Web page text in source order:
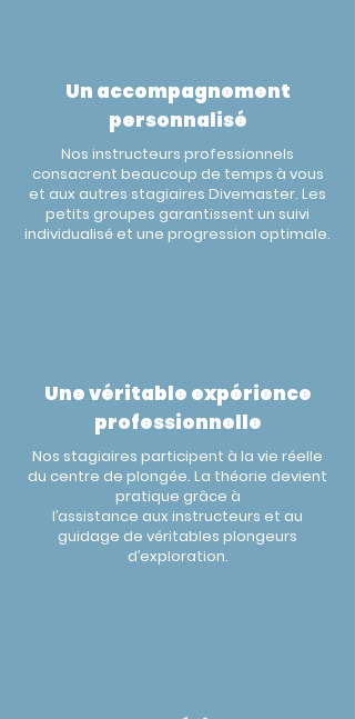
Un accompagnement
personnalisé
Nos instructeurs professionnels
consacrent beaucoup de temps à vous
et aux autres stagiaires Divemaster. Les
petits groupes garantissent un suivi
individualisé et une progression optimale.
Une véritable expérience
professionnelle
Nos stagiaires participent à la vie réelle
du centre de plongée. La théorie devient
pratique grâce à
l’assistance aux instructeurs et au
guidage de véritables plongeurs
d’exploration.